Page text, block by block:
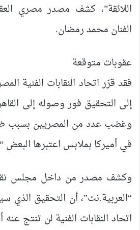
اللائقة”، كشف مصدر مصري
الفنان محمد رمضان.
عقوبات متوقعة
فقد قرّر اتحاد النقابات الفنية
إلى التحقيق فور وصوله إلى
وغضب عدد من المصريين
في أميركا بملابس اعتبرها البعض
وكشف مصدر من داخل مجلس نقابة
“العربية.نت”، أن التحقيق
اتحاد النقابات الفنية لن تنتج